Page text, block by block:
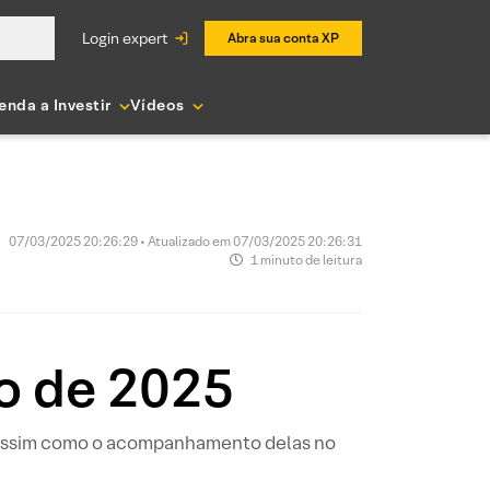
login expert Abra sua conta XP
a Investir Vídeos
07/03/2025 20:26:29 • Atualizado em 07/03/2025 20:26:31
1 minuto de leitura
de 2025
como o acompanhamento delas no